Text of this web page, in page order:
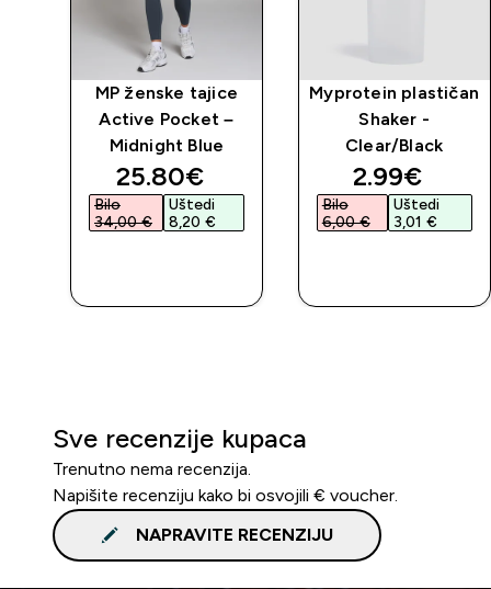
MP ženske tajice
Active Pocket –
Midnight Blue
discounted price
25.80€‎
Bilo
34,00 €‎
Uštedi
8,20 €‎
Myprotein plastičan
Shaker -
Clear/Black
2.99€‎
Bilo
6,00 €‎
Uštedi
3,01 €‎
Sve recenzije kupaca
Trenutno nema recenzija.
Napišite recenziju kako bi osvojili € voucher.
NAPRAVITE RECENZIJU